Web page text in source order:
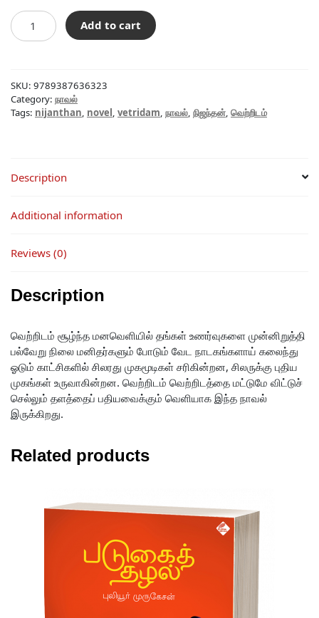
வெற்றிடம்
quantity
Add to cart
SKU: 9789387636323
Category: நாவல்
Tags: nijanthan, novel, vetridam, நாவல், நிஜந்தன், வெற்றிடம்
Description
Additional information
Reviews (0)
Description
வெற்றிடம் சூழ்ந்த மனவெளியில் தங்கள் உணர்வுகளை முன்னிறுத்தி
பல்வேறு நிலை மனிதர்களும் போடும் வேட நாடகங்களாய் கலைந்து
ஓடும் காட்சிகளில் சிலரது முகமூடிகள் சரிகின்றன, சிலருக்கு புதிய
முகங்கள் உருவாகின்றன. வெற்றிடம் வெற்றிடத்தை மட்டுமே விட்டுச்
செல்லும் தளத்தைப் பதியவைக்கும் வெளியாக இந்த நாவல்
இருக்கிறது.
Related products